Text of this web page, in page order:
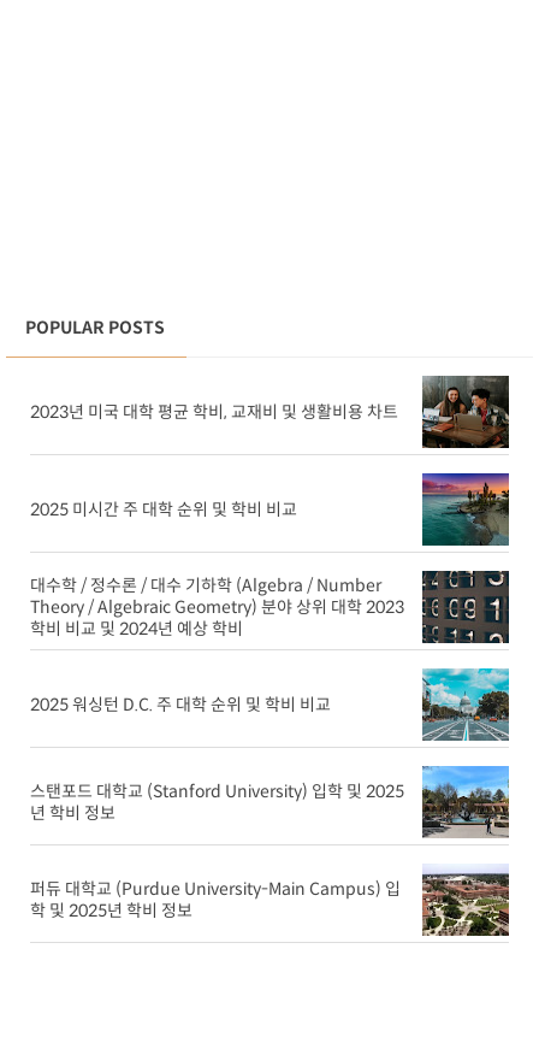
POPULAR POSTS
2023년 미국 대학 평균 학비, 교재비 및 생활비용 차트
2025 미시간 주 대학 순위 및 학비 비교
대수학 / 정수론 / 대수 기하학 (Algebra / Number
Theory / Algebraic Geometry) 분야 상위 대학 2023
학비 비교 및 2024년 예상 학비
2025 워싱턴 D.C. 주 대학 순위 및 학비 비교
스탠포드 대학교 (Stanford University) 입학 및 2025
년 학비 정보
퍼듀 대학교 (Purdue University-Main Campus) 입
학 및 2025년 학비 정보